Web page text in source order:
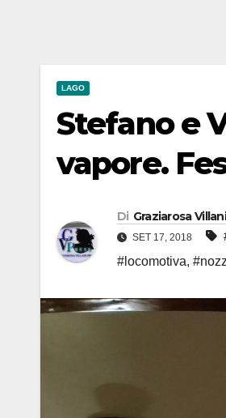
LAGO
Stefano e
vapore.
Di Graziarosa
SET 17, 2018
#locomotiva,